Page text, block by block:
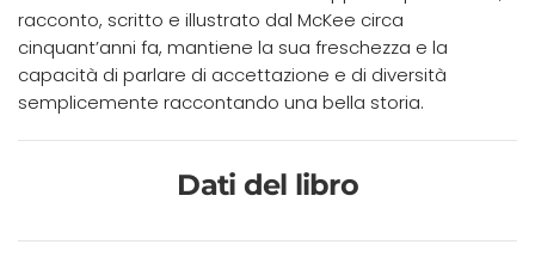
racconto, scritto e illustrato dal McKee circa
cinquant’anni fa, mantiene la sua freschezza e la
capacità di parlare di accettazione e di diversità
semplicemente raccontando una bella storia.
Dati del libro